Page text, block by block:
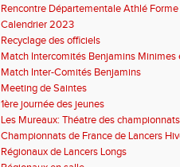
Rencontre Départementale Athlé
Calendrier 2023
Recyclage des officiels
Match Intercomités Benjamins Minimes
Match Inter-Comités Benjamins
Meeting de Saintes
1ère journée des jeunes
Les Mureaux: Théatre des
Championnats de France de Lancers
Régionaux de Lancers Longs